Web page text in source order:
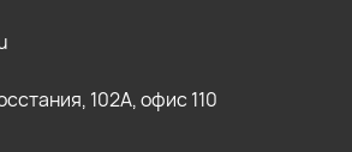
102А, офис 110